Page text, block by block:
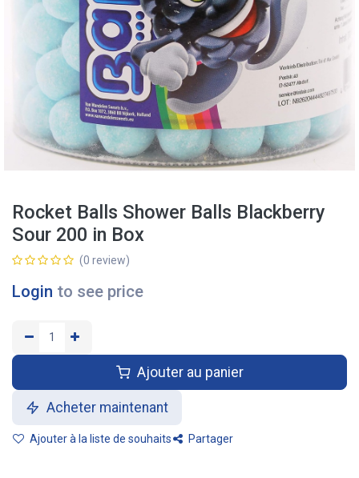
Rocket Balls Shower Balls Blackberry
Sour 200 in Box
(0 review)
Login to see price
Ajouter au panier
Acheter maintenant
Ajouter à la liste de souhaits Partager